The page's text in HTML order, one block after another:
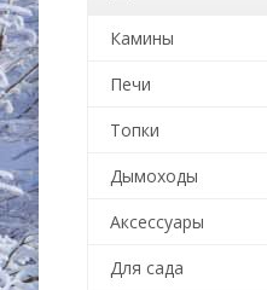
Камины
Печи
Топки
Дымоходы
Аксессуары
Для сада